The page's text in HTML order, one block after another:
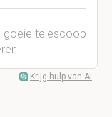
goeie telescoop
Krijg hulp van AI